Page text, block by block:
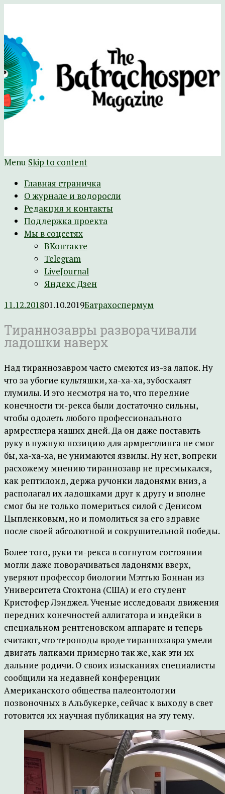
The Batrachospermum Magazine
Батрахоспермум (официальный сайт)
Menu Skip to content
Главная страничка
О журнале и водоросли
Редакция и контакты
Поддержка проекта
Мы в соцсетях
ВКонтакте
Telegram
LiveJournal
Яндекс Дзен
11.12.201801.10.2019Батрахоспермум
Тираннозавры разворачивали
ладошки наверх
Над тираннозавром часто смеются из-за лапок. Ну
что за убогие культяшки, ха-ха-ха, зубоскалят
глумилы. И это несмотря на то, что передние
конечности ти-рекса были достаточно сильны,
чтобы одолеть любого профессионального
армрестлера наших дней. Да он даже поставить
руку в нужную позицию для армрестлинга не смог
бы, ха-ха-ха, не унимаются язвилы. Ну нет, вопреки
расхожему мнению тираннозавр не пресмыкался,
как рептилоид, держа ручонки ладонями вниз, а
располагал их ладошками друг к другу и вполне
смог бы не только помериться силой с Денисом
Цыпленковым, но и помолиться за его здравие
после своей абсолютной и сокрушительной победы.
Более того, руки ти-рекса в согнутом состоянии
могли даже поворачиваться ладонями вверх,
уверяют профессор биологии Мэттью Боннан из
Университета Стоктона (США) и его студент
Кристофер Лэнджел. Ученые исследовали движения
передних конечностей аллигатора и индейки в
специальном рентгеновском аппарате и теперь
считают, что тероподы вроде тираннозавра умели
двигать лапками примерно так же, как эти их
дальние родичи. О своих изысканиях специалисты
сообщили на недавней конференции
Американского общества палеонтологии
позвоночных в Альбукерке, сейчас к выходу в свет
готовится их научная публикация на эту тему.